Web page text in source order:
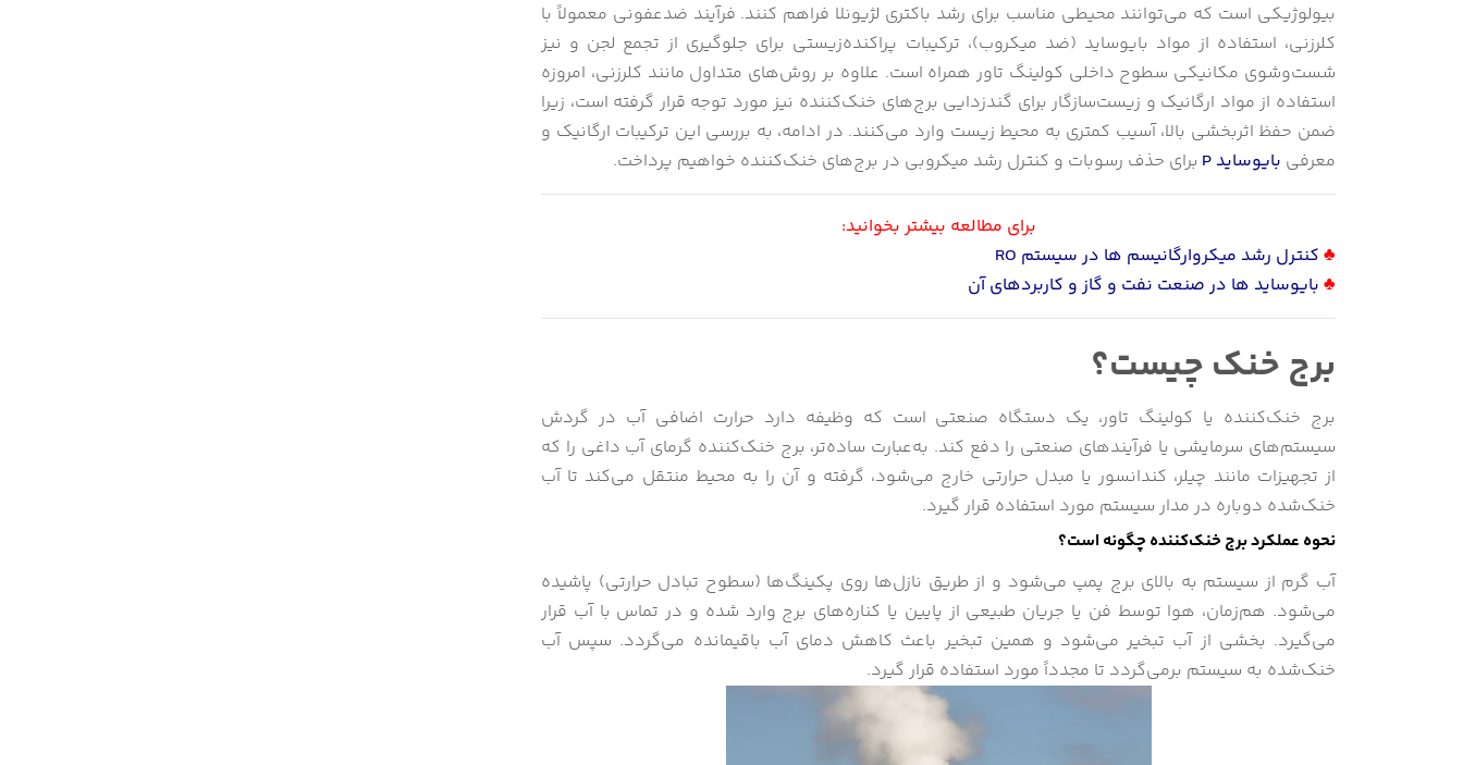
بیولوژیکی است که می‌توانند محیطی مناسب برای رشد باکتری لژیونلا فراهم کنند. فرآیند ضدعفونی معمولاً با
کلرزنی، استفاده از مواد بایوساید (ضد میکروب)، ترکیبات پراکنده‌زیستی برای جلوگیری از تجمع لجن و نیز
شست‌وشوی مکانیکی سطوح داخلی کولینگ تاور همراه است. علاوه بر روش‌های متداول مانند کلرزنی، امروزه
استفاده از مواد ارگانیک و زیست‌سازگار برای گندزدایی برج‌های خنک‌کننده نیز مورد توجه قرار گرفته است، زیرا
ضمن حفظ اثربخشی بالا، آسیب کمتری به محیط زیست وارد می‌کنند. در ادامه، به بررسی این ترکیبات ارگانیک و
معرفی بایوساید P برای حذف رسوبات و کنترل رشد میکروبی در برج‌های خنک‌کننده خواهیم پرداخت.
برای مطالعه بیشتر بخوانید:
♣ کنترل رشد میکروارگانیسم ها در سیستم RO
♣ بایوساید ها در صنعت نفت و گاز و کاربردهای آن
برج خنک چیست؟
برج خنک‌کننده یا کولینگ تاور، یک دستگاه صنعتی است که وظیفه دارد حرارت اضافی آب در گردش
سیستم‌های سرمایشی یا فرآیندهای صنعتی را دفع کند. به‌عبارت ساده‌تر، برج خنک‌کننده گرمای آب داغی را که
از تجهیزات مانند چیلر، کندانسور یا مبدل حرارتی خارج می‌شود، گرفته و آن را به محیط منتقل می‌کند تا آب
خنک‌شده دوباره در مدار سیستم مورد استفاده قرار گیرد.
نحوه عملکرد برج خنک‌کننده چگونه است؟
آب گرم از سیستم به بالای برج پمپ می‌شود و از طریق نازل‌ها روی پکینگ‌ها (سطوح تبادل حرارتی) پاشیده
می‌شود. هم‌زمان، هوا توسط فن یا جریان طبیعی از پایین یا کناره‌های برج وارد شده و در تماس با آب قرار
می‌گیرد. بخشی از آب تبخیر می‌شود و همین تبخیر باعث کاهش دمای آب باقیمانده می‌گردد. سپس آب
خنک‌شده به سیستم برمی‌گردد تا مجدداً مورد استفاده قرار گیرد.